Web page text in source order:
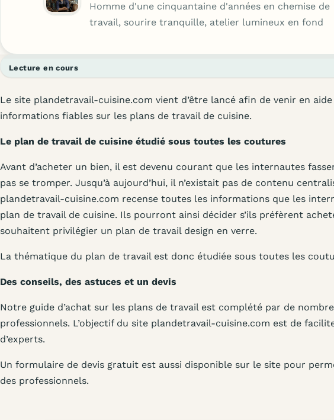
Homme d'une cinquantaine d'années en chemise de
travail, sourire tranquille, atelier lumineux en fond
Lecture en cours
Le site plandetravail-cuisine.com vient d’être lancé afin de venir en
informations fiables sur les plans de travail de cuisine.
Le plan de travail de cuisine étudié sous toutes les coutures
Avant d’acheter un bien, il est devenu courant que les internautes
pas se tromper. Jusqu’à aujourd’hui, il n’existait pas de contenu
plandetravail-cuisine.com recense toutes les informations que les
plan de travail de cuisine. Ils pourront ainsi décider s’ils préfèrent
souhaitent privilégier un plan de travail design en verre.
La thématique du plan de travail est donc étudiée sous toutes les
Des conseils, des astuces et un devis
Notre guide d’achat sur les plans de travail est complété par de
professionnels. L’objectif du site plandetravail-cuisine.com est de
d’experts.
Un formulaire de devis gratuit est aussi disponible sur le site pour
des professionnels.